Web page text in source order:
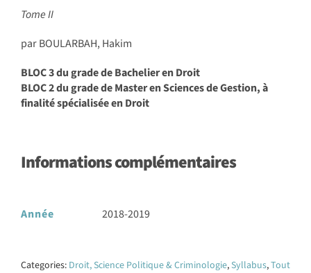
Tome II
par BOULARBAH, Hakim
BLOC 3 du grade de Bachelier en Droit
BLOC 2 du grade de Master en Sciences de Gestion, à
finalité spécialisée en Droit
Informations complémentaires
Année 2018-2019
Categories: Droit, Science Politique & Criminologie,Syllabus,Tout